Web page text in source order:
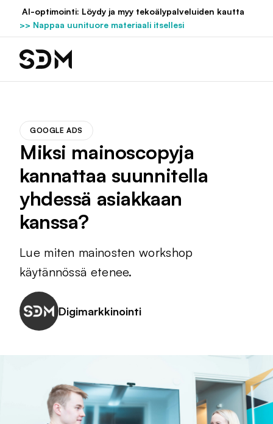
Hyppää
sisältöön
AI-optimointi: Löydy ja myy tekoälypalveluiden kautta
>> Nappaa uunituore materiaali itsellesi
GOOGLE ADS
Miksi mainoscopyja
kannattaa suunnitella
yhdessä asiakkaan
kanssa?
Lue miten mainosten workshop
käytännössä etenee.
Digimarkkinointi